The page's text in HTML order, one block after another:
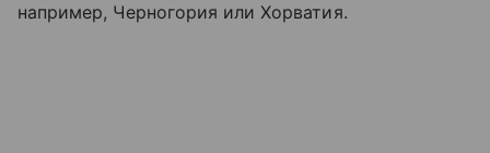
например, Черногория или Хорватия.